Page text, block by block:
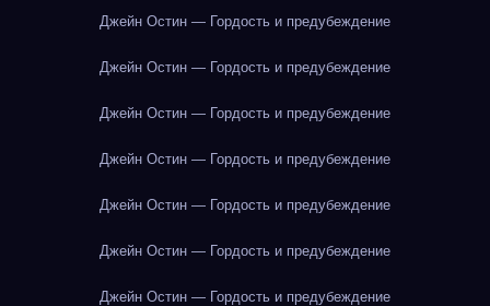
Джейн Остин — Гордость и предубеждение
Джейн Остин — Гордость и предубеждение
Джейн Остин — Гордость и предубеждение
Джейн Остин — Гордость и предубеждение
Джейн Остин — Гордость и предубеждение
Джейн Остин — Гордость и предубеждение
Джейн Остин — Гордость и предубеждение